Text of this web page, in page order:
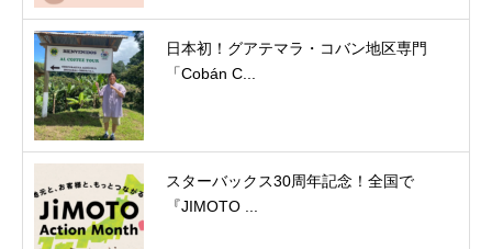
日本初！グアテマラ・コバン地区専門
「Cobán C...
スターバックス30周年記念！全国で
『JIMOTO ...